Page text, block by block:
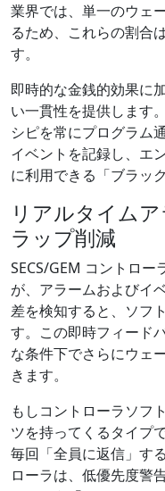
業界では、単一のウェ
るため、これらの割合
す。
即時的な金銭的効果に
い一貫性を提供します
シピを常にプログラム
イベントを記録し、エ
に利用できる「ブラッ
リアルタイム
ラップ削減
SECS/GEM コントロ
が、アラームおよびイ
差を検知すると、ソフ
す。この即時フィード
な条件下でさらにウェ
きます。
もしコントローラソフ
ツを持ってくるタイプ
毎回「全員に返信」す
ローラは、低優先度警